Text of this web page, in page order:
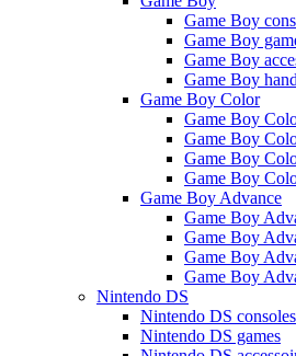
Game Boy
Game Boy
Game Boy
Game Boy
Game Boy Color
Game Boy
Game Boy
Game Boy
Game Boy
Game Boy Advance
Game Boy
Game Boy
Game Boy
Game Boy
Nintendo DS
Nintendo DS consoles
Nintendo DS games